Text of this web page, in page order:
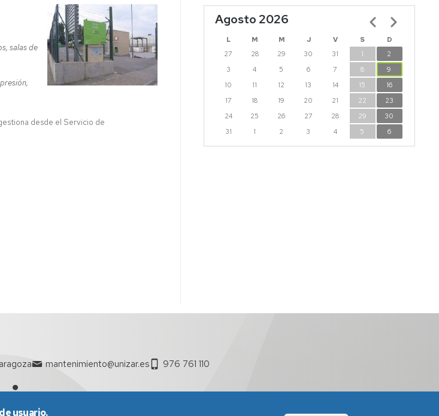
salas de
desde el Servicio de
Agosto 2026
L M M J V S
D
27
28 29 30 31 1
2
3
4 5 6 7 8
9
10
11 12 13 14 15
16
17
18 19 20 21 22
23
24
25 26 27 28 29
30
31
1 2 3 4 5 6
Paginación
mantenimiento@unizar.es 976 761 110
usuario.